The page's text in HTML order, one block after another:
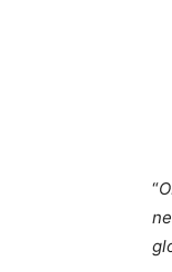
“